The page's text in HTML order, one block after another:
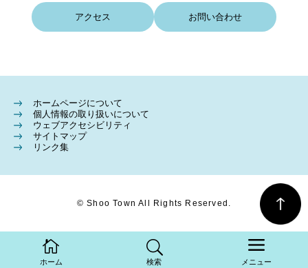
ホーム 検索 メニュー
アクセス お問い合わせ
ホームページについて
個人情報の取り扱いについて
ウェブアクセシビリティ
サイトマップ
リンク集
© Shoo Town All Rights Reserved.